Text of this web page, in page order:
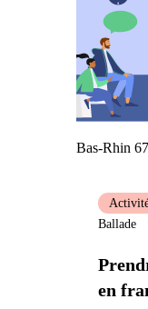
Bas-Rhin 67
en
Ballade